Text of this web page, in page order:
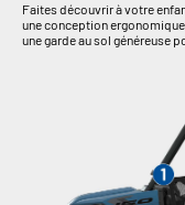
Faites découvrir à votre
une conception
une garde au sol généreuse